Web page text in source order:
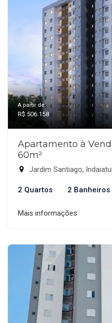
A partir de:
R$ 506.158
Apartamento à
60m²
Jardim Santiago,
2 Quartos 2 Banheiros
Mais informações